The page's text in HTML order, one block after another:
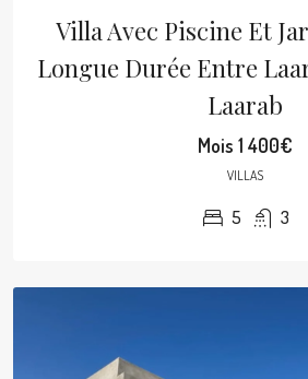
Villa Avec Piscine Et
Longue Durée Entre
Laarab
Mois 1 400€
VILLAS
5 3